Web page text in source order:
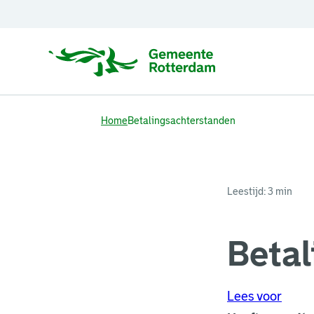
HomeBetalingsachterstanden
Leestijd: 3 min
Lees voor